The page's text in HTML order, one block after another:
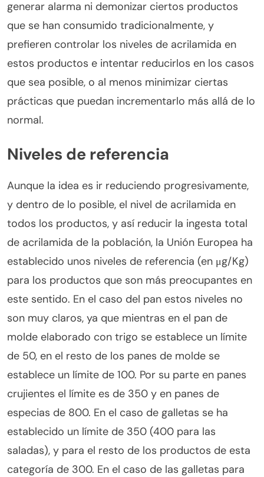
generar alarma ni demonizar ciertos productos
que se han consumido tradicionalmente, y
prefieren controlar los niveles de acrilamida en
estos productos e intentar reducirlos en los casos
que sea posible, o al menos minimizar ciertas
prácticas que puedan incrementarlo más allá de lo
normal.
Niveles de referencia
Aunque la idea es ir reduciendo progresivamente,
y dentro de lo posible, el nivel de acrilamida en
todos los productos, y así reducir la ingesta total
de acrilamida de la población, la Unión Europea ha
establecido unos niveles de referencia (en μg/Kg)
para los productos que son más preocupantes en
este sentido. En el caso del pan estos niveles no
son muy claros, ya que mientras en el pan de
molde elaborado con trigo se establece un límite
de 50, en el resto de los panes de molde se
establece un límite de 100. Por su parte en panes
crujientes el límite es de 350 y en panes de
especias de 800. En el caso de galletas se ha
establecido un límite de 350 (400 para las
saladas), y para el resto de los productos de esta
categoría de 300. En el caso de las galletas para